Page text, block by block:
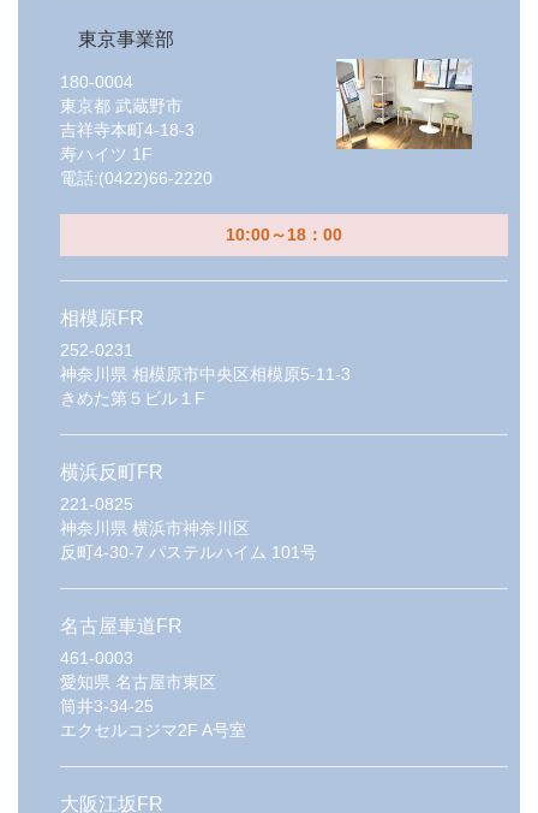
東京事業部
180-0004
東京都 武蔵野市
吉祥寺本町4-18-3
寿ハイツ 1F
電話:(0422)66-2220
10:00～18：00
相模原FR
252-0231
神奈川県 相模原市中央区相模原5-11-3
きめた第５ビル１F
横浜反町FR
221-0825
神奈川県 横浜市神奈川区
反町4-30-7 パステルハイム 101号
名古屋車道FR
461-0003
愛知県 名古屋市東区
筒井3-34-25
エクセルコジマ2F A号室
大阪江坂FR